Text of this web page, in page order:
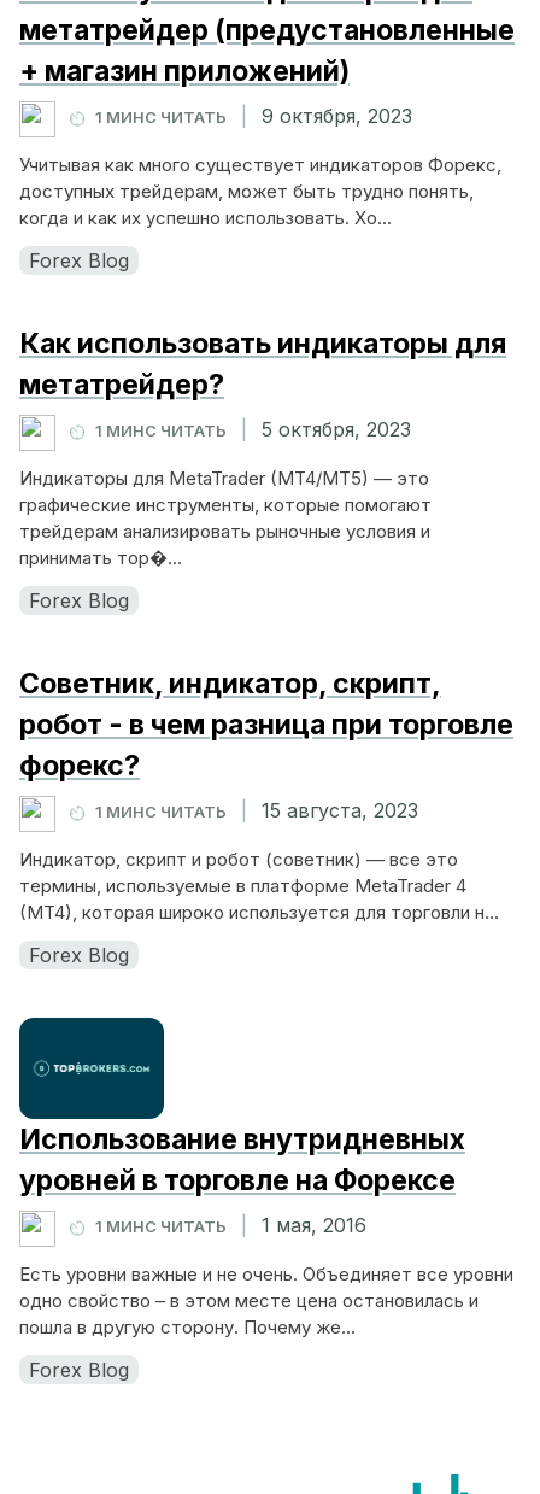
метатрейдер (предустановленные
+ магазин приложений)
1 МИНС ЧИТАТЬ 9 октября, 2023
Учитывая как много существует индикаторов Форекс,
доступных трейдерам, может быть трудно понять,
когда и как их успешно использовать. Хо...
Forex Blog
Как использовать индикаторы для
метатрейдер?
1 МИНС ЧИТАТЬ 5 октября, 2023
Индикаторы для MetaTrader (MT4/MT5) — это
графические инструменты, которые помогают
трейдерам анализировать рыночные условия и
принимать тор�...
Forex Blog
Советник, индикатор, скрипт,
робот - в чем разница при торговле
форекс?
1 МИНС ЧИТАТЬ 15 августа, 2023
Индикатор, скрипт и робот (советник) — все это
термины, используемые в платформе MetaTrader 4
(MT4), которая широко используется для торговли н...
Forex Blog
Использование внутридневных
уровней в торговле на Форексе
1 МИНС ЧИТАТЬ 1 мая, 2016
Есть уровни важные и не очень. Объединяет все уровни
одно свойство – в этом месте цена остановилась и
пошла в другую сторону. Почему же...
Forex Blog